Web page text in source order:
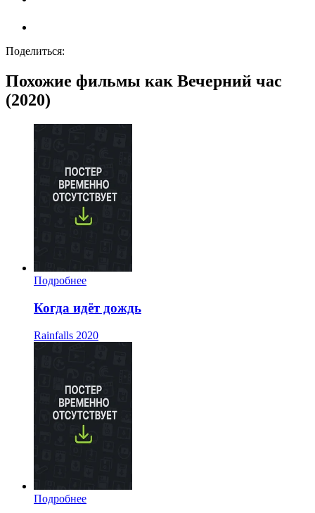
Поделиться:
Похожие фильмы как Вечерний час
(2020)
Подробнее
Когда идёт дождь
Rainfalls 2020
Подробнее